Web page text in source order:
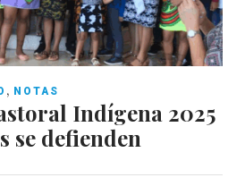
, NOTAS
Indígena 2025
se defienden